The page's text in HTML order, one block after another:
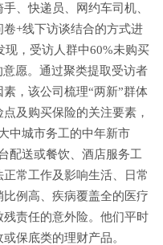
、快递员、网约车司机、
+线下访谈结合的方式进
现，受访人群中60%未购买
愿。通过聚类提取受访者
，该公司梳理“两新”群体
及购买保险的关注要素，
中城市务工的中年新市
配送或餐饮、酒店服务工
常工作及影响生活、日常
例高、疾病覆盖全的医疗
责任的意外险。他们平时
保底类的理财产品。